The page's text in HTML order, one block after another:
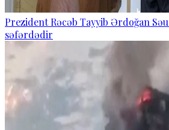
Prezident Rəcəb Tayyib Ərdoğan
səfərdədir